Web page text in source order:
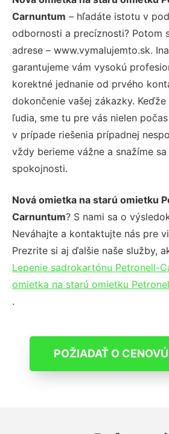
Carnuntum – hľadáte istotu v
odbornosti a precíznosti? Potom
adrese – www.vymalujemto.sk.
garantujeme vám vysokú
korektné jednanie od prvého
dokončenie vašej zákazky.
ľudia, sme tu pre vás nielen
v prípade riešenia prípadnej
vždy berieme vážne a snažíme
spokojnosti.
Nová omietka na starú omietku
Carnuntum? S nami sa o
Neváhajte a kontaktujte nás pre
Prezrite si aj ďalšie naše služby,
Lepenie sadrokartónu Petronell-
omietka na starú omietku
.
POŽIADAŤ O